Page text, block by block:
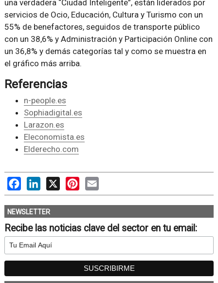
una verdadera “Ciudad Inteligente”, están liderados por
servicios de Ocio, Educación, Cultura y Turismo con un
55% de benefactores, seguidos de transporte público
con un 38,6% y Administración y Participación Online con
un 36,8% y demás categorías tal y como se muestra en
el gráfico más arriba.
Referencias
n-people.es
Sophiadigital.es
Larazon.es
Eleconomista.es
Elderecho.com
FacebookLinkedIn
X PinterestEmail
NEWSLETTER
Recibe las noticias clave del sector en tu email: